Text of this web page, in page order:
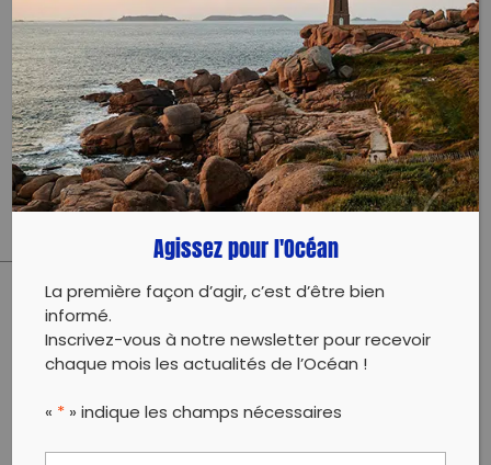
Ciné- débat présenté par Guénola Violeau, autour
du documentaire « Dans le sillage des baleines ».
Une aventure à la voile, sur la route de migration des
baleines à bosse pour sensibiliser à la pollution
plastique.
Durée environ 2h.
PARTAGER CET ARTICLE:
Partager sur Facebook
Partager sur
Twitter
Envoyer à
Copy to clipboard
Agissez pour l'Océan
La première façon d’agir, c’est d’être bien
informé.
Inscrivez-vous à notre newsletter pour recevoir
chaque mois les actualités de l’Océan !
« * » indique les champs nécessaires